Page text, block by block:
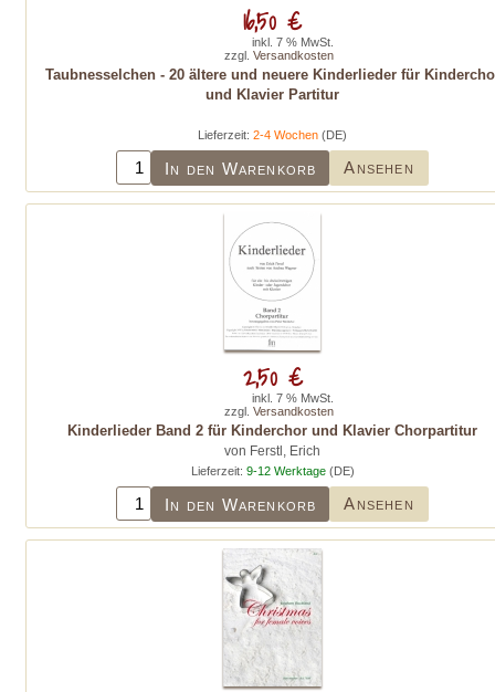
Taubnesselchen - 20 ältere und neuere Kinderlieder für
und Klavier Partitur
Lieferzeit: 2-4 Wochen (DE)
In den Warenkorb Ansehen
16,50 €
inkl. 7 % MwSt.
zzgl. Versandkosten
Kinderlieder Band 2 für Kinderchor und Klavier Chorpartitur
von Ferstl, Erich
Lieferzeit: 9-12 Werktage(DE)
In den Warenkorb Ansehen
2,50 €
inkl. 7 % MwSt.
zzgl. Versandkosten